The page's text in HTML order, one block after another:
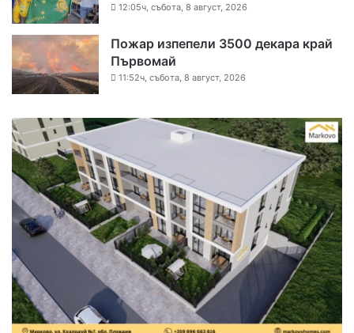
12:05ч, събота, 8 август, 2026
Пожар изпепели 3500 декара край
Първомай
11:52ч, събота, 8 август, 2026